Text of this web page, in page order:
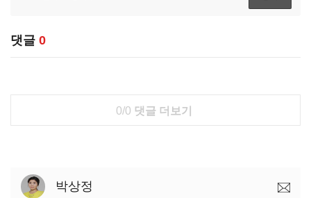
댓글 0
0/0 댓글 더보기
박상정